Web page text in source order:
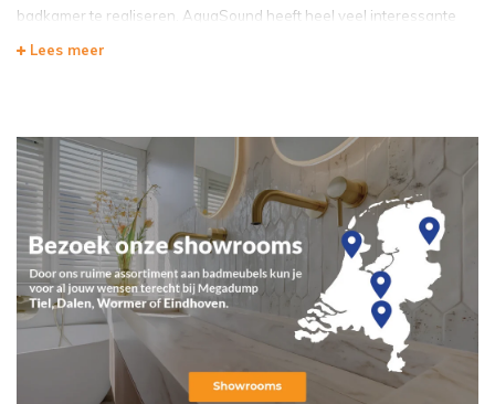
badkamer te realiseren. AquaSound heeft heel veel interessante
producten op de badkamermarkt gebracht zodat u in de badkamer
Voordelen en ervaringen van Aquasound:
Creëren van een extra luxe badkamer
Veilig televisie kijken en/of radio luisteren
Nog meer ontspanning in uw eigen badkamer
Met muziek in de badkamer maakt u het helemaal compleet. Met de
waterdichte BadkamerRadio, selecteert u uit de lijst uw favoriete
muziek. Druk op play en genieten maar! De waterdichte controller
wordt het centrale punt in de badkamer. Selecteer uw favoriete
radio station, of luister naar uw eigen MP3 muziek. Draadloos
Lees meer